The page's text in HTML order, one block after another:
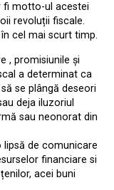
fi motto-ul acestei
revoluții fiscale.
cel mai scurt timp.
, promisiunile și
a determinat ca
se plângă deseori
deja iluzoriul
sau neonorat din
lipsă de comunicare
financiare si
acei buni